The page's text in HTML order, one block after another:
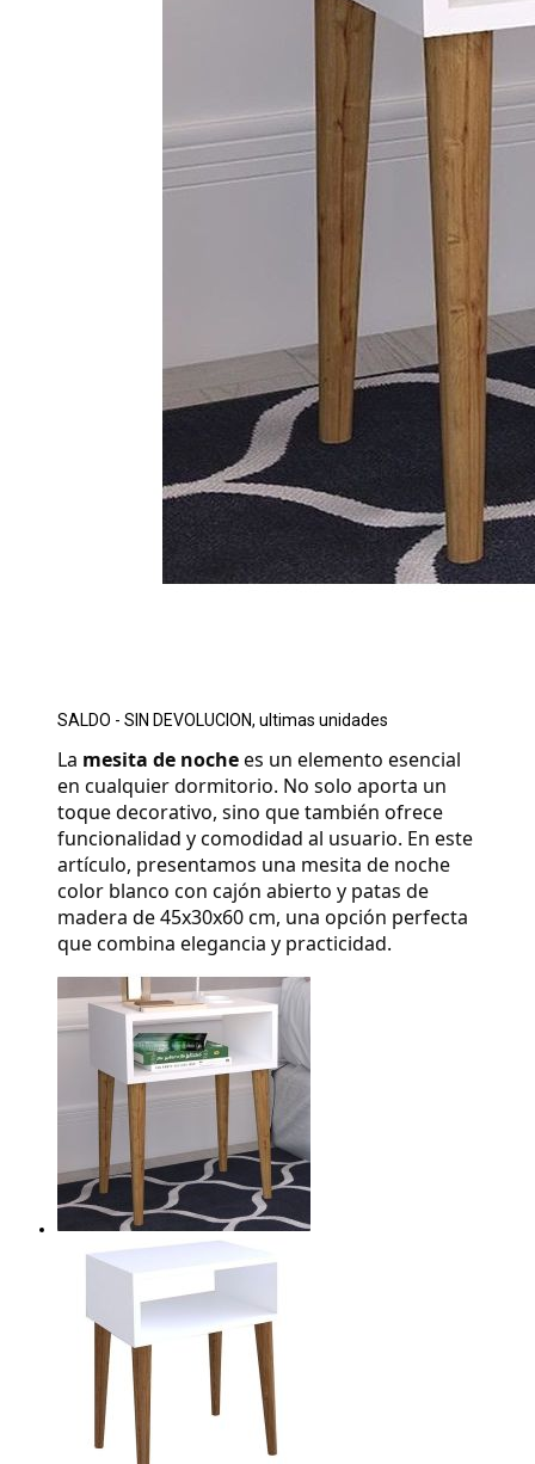
SALDO - SIN DEVOLUCION, ultimas unidades
La mesita de noche es un elemento esencial
en cualquier dormitorio. No solo aporta un
toque decorativo, sino que también ofrece
funcionalidad y comodidad al usuario. En este
artículo, presentamos una mesita de noche
color blanco con cajón abierto y patas de
madera de 45x30x60 cm, una opción perfecta
que combina elegancia y practicidad.